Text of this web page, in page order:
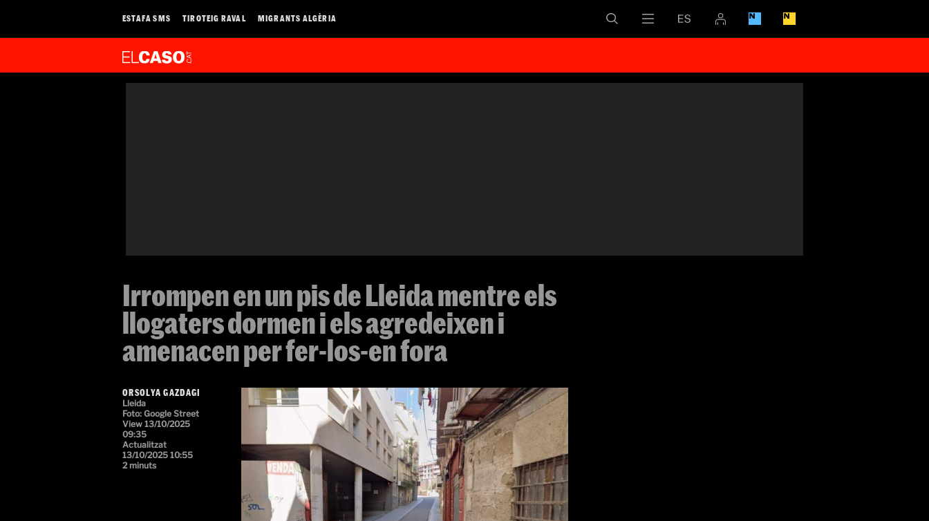
ESTAFA SMS TIROTEIG RAVAL MIGRANTS ALGÈRIA
Irrompen en un pis de Lleida mentre els
llogaters dormen i els agredeixen i
amenacen per fer-los-en fora
ORSOLYA GAZDAGI
Lleida
Foto: Google Street
View 13/10/2025
09:35
Actualitzat
13/10/2025 10:55
2 minuts